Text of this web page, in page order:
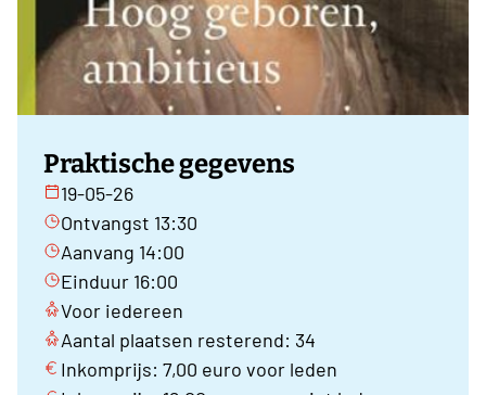
Praktische gegevens
19-05-26
Ontvangst 13:30
Aanvang 14:00
Einduur 16:00
Voor iedereen
Aantal plaatsen resterend: 34
Inkomprijs: 7,00 euro voor leden